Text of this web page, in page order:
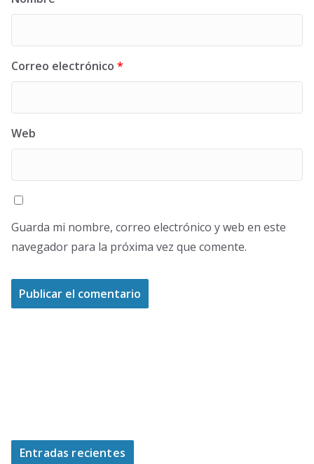
Correo electrónico *
Web
Guarda mi nombre, correo electrónico y web en este
navegador para la próxima vez que comente.
Entradas recientes